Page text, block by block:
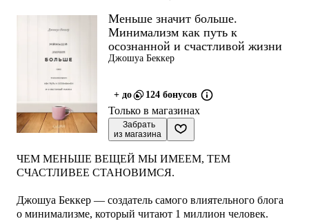
Меньше значит больше.
Минимализм как путь к
осознанной и счастливой жизни
Джошуа Беккер
+ до 124 бонусов
Только в магазинах
Забрать
из магазина
ЧЕМ МЕНЬШЕ ВЕЩЕЙ МЫ ИМЕЕМ, ТЕМ
СЧАСТЛИВЕЕ СТАНОВИМСЯ.
Джошуа Беккер — создатель самого влиятельного блога
о минимализме, который читают 1 миллион человек.